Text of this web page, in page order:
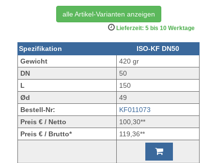
alle Artikel-Varianten anzeigen
Lieferzeit: 5 bis 10 Werktage
Spezifikation
ISO-KF DN50
Gewicht
420 gr
DN
50
L
150
Ød
49
Bestell-Nr:
KF011073
Preis € / Netto
100,30**
Preis € / Brutto*
119,36**